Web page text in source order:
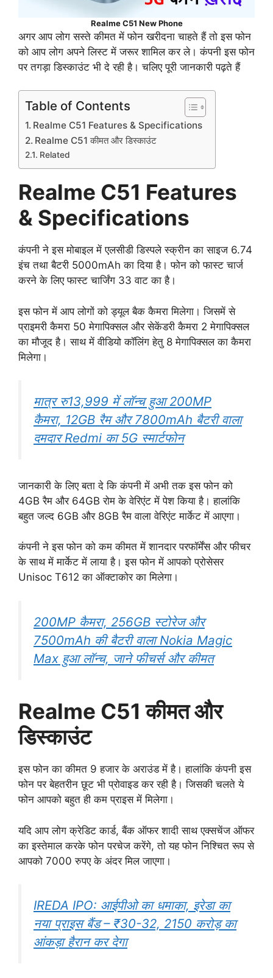
Realme C51 New Phone
अगर आप लोग सस्ते कीमत में फोन खरीदना चाहते हैं तो इस फोन
को आप लोग अपने लिस्ट में जरूर शामिल कर ले। कंपनी इस फोन
पर तगड़ा डिस्काउंट भी दे रही है। चलिए पूरी जानकारी पढ़ते हैं
Table of Contents
Realme C51 Features & Specifications
Realme C51 कीमत और डिस्काउंट
Related
Realme C51 Features
& Specifications
कंपनी ने इस मोबाइल में एलसीडी डिस्पले स्क्रीन का साइज 6.74
इंच तथा बैटरी 5000mAh का दिया है। फोन को फास्ट चार्ज
करने के लिए फास्ट चार्जिंग 33 वाट का है।
इस फोन में आप लोगों को ड्यूल बैक कैमरा मिलेगा। जिसमें से
प्राइमरी कैमरा 50 मेगापिक्सल और सेकेंडरी कैमरा 2 मेगापिक्सल
का मौजूद है। साथ में वीडियो कॉलिंग हेतु 8 मेगापिक्सल का कैमरा
मिलेगा।
मात्र रु13,999 में लॉन्च हुआ 200MP
कैमरा, 12GB रैम और 7800mAh बैटरी वाला
दमदार Redmi का 5G स्मार्टफोन
जानकारी के लिए बता दे कि कंपनी में अभी तक इस फोन को
4GB रैम और 64GB रोम के वेरिएंट में पेश किया है। हालांकि
बहुत जल्द 6GB और 8GB रैम वाला वेरिएंट मार्केट में आएगा।
कंपनी ने इस फोन को कम कीमत में शानदार परफॉर्मेंस और फीचर
के साथ में मार्केट में लाया है। इस फोन में आपको प्रोसेसर
Unisoc T612 का ऑक्टाकोर का मिलेगा।
200MP कैमरा, 256GB स्टोरेज और
7500mAh की बैटरी वाला Nokia Magic
Max हुआ लॉन्च, जाने फीचर्स और कीमत
Realme C51 कीमत और
डिस्काउंट
इस फोन का कीमत 9 हजार के अराउंड में है। हालांकि कंपनी इस
फोन पर बेहतरीन छूट भी प्रोवाइड कर रही है। जिसकी चलते ये
फोन आपको बहुत ही कम प्राइस में मिलेगा।
यदि आप लोग क्रेडिट कार्ड, बैंक ऑफर शादी साथ एक्सचेंज ऑफर
का इस्तेमाल करके फोन परचेज करेंगे, तो यह फोन निश्चित रूप से
आपको 7000 रुपए के अंदर मिल जाएगा।
IREDA IPO: आईपीओ का धमाका, इरेडा का
नया प्राइस बैंड – ₹30-32, 2150 करोड़ का
आंकड़ा हैरान कर देगा